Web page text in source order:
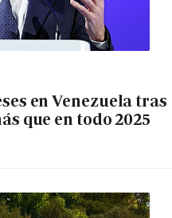
en Venezuela tras
que en todo 2025